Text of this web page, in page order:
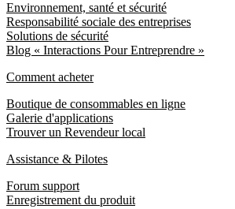
Environnement, santé et sécurité
Responsabilité sociale des entreprises
Solutions de sécurité
Blog « Interactions Pour Entreprendre »
Comment acheter
Boutique de consommables en ligne
Galerie d'applications
Trouver un Revendeur local
Assistance & Pilotes
Forum support
Enregistrement du produit